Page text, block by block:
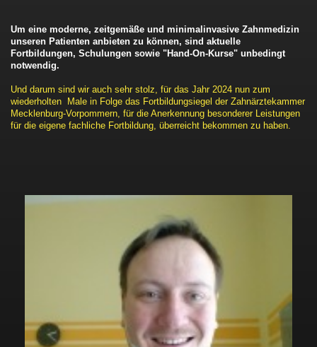
Um eine moderne, zeitgemäße und minimalinvasive Zahnmedizin
unseren Patienten anbieten zu können, sind aktuelle
Fortbildungen, Schulungen sowie "Hand-On-Kurse" unbedingt
notwendig.
Und darum sind wir auch sehr stolz, für das Jahr 2024 nun zum
wiederholten Male in Folge das Fortbildungsiegel der Zahnärztekammer
Mecklenburg-Vorpommern, für die Anerkennung besonderer Leistungen
für die eigene fachliche Fortbildung, überreicht bekommen zu haben.